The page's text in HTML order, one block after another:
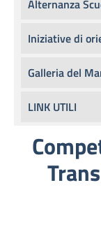
Alternanza
Iniziative di
Galleria del
LINK UTILI